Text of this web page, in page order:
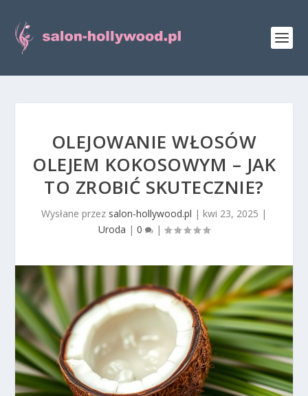
OLEJOWANIE WŁOSÓW
OLEJEM KOKOSOWYM – JAK
TO ZROBIĆ SKUTECZNIE?
Wysłane przez salon-hollywood.pl | kwi 23, 2025 |
Uroda | 0 |